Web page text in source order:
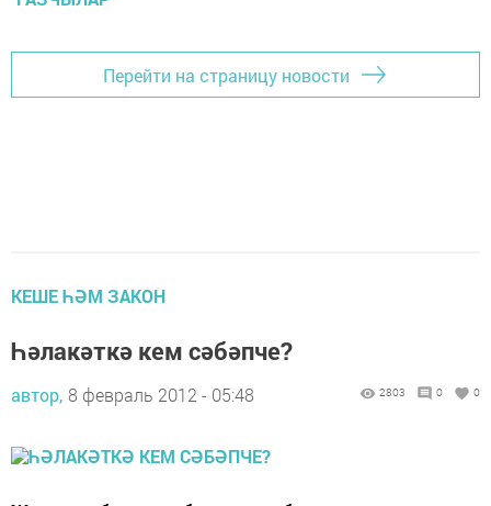
Перейти на страницу новости
КЕШЕ ҺӘМ ЗАКОН
Һәлакәткә кем сәбәпче?
автор, 8 февраль 2012 - 05:48 2803 0 0